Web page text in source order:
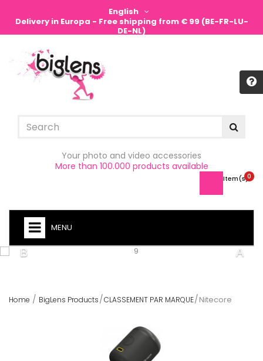
English
Delivery in Europa - Free shipping from € 99 (BE-FR-LU-
DE-NL)
Your photo and video accessories
More than 100.000 products available
0
Item(s) -
MENU
Home BigLens Products CLASSEMENT PAR MARQUE Nitecore